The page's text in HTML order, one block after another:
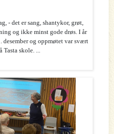
- det er sang, shantykor, grøt,
og ikke minst gode drøs. I år
desember og oppmøtet var svært
skole. ...